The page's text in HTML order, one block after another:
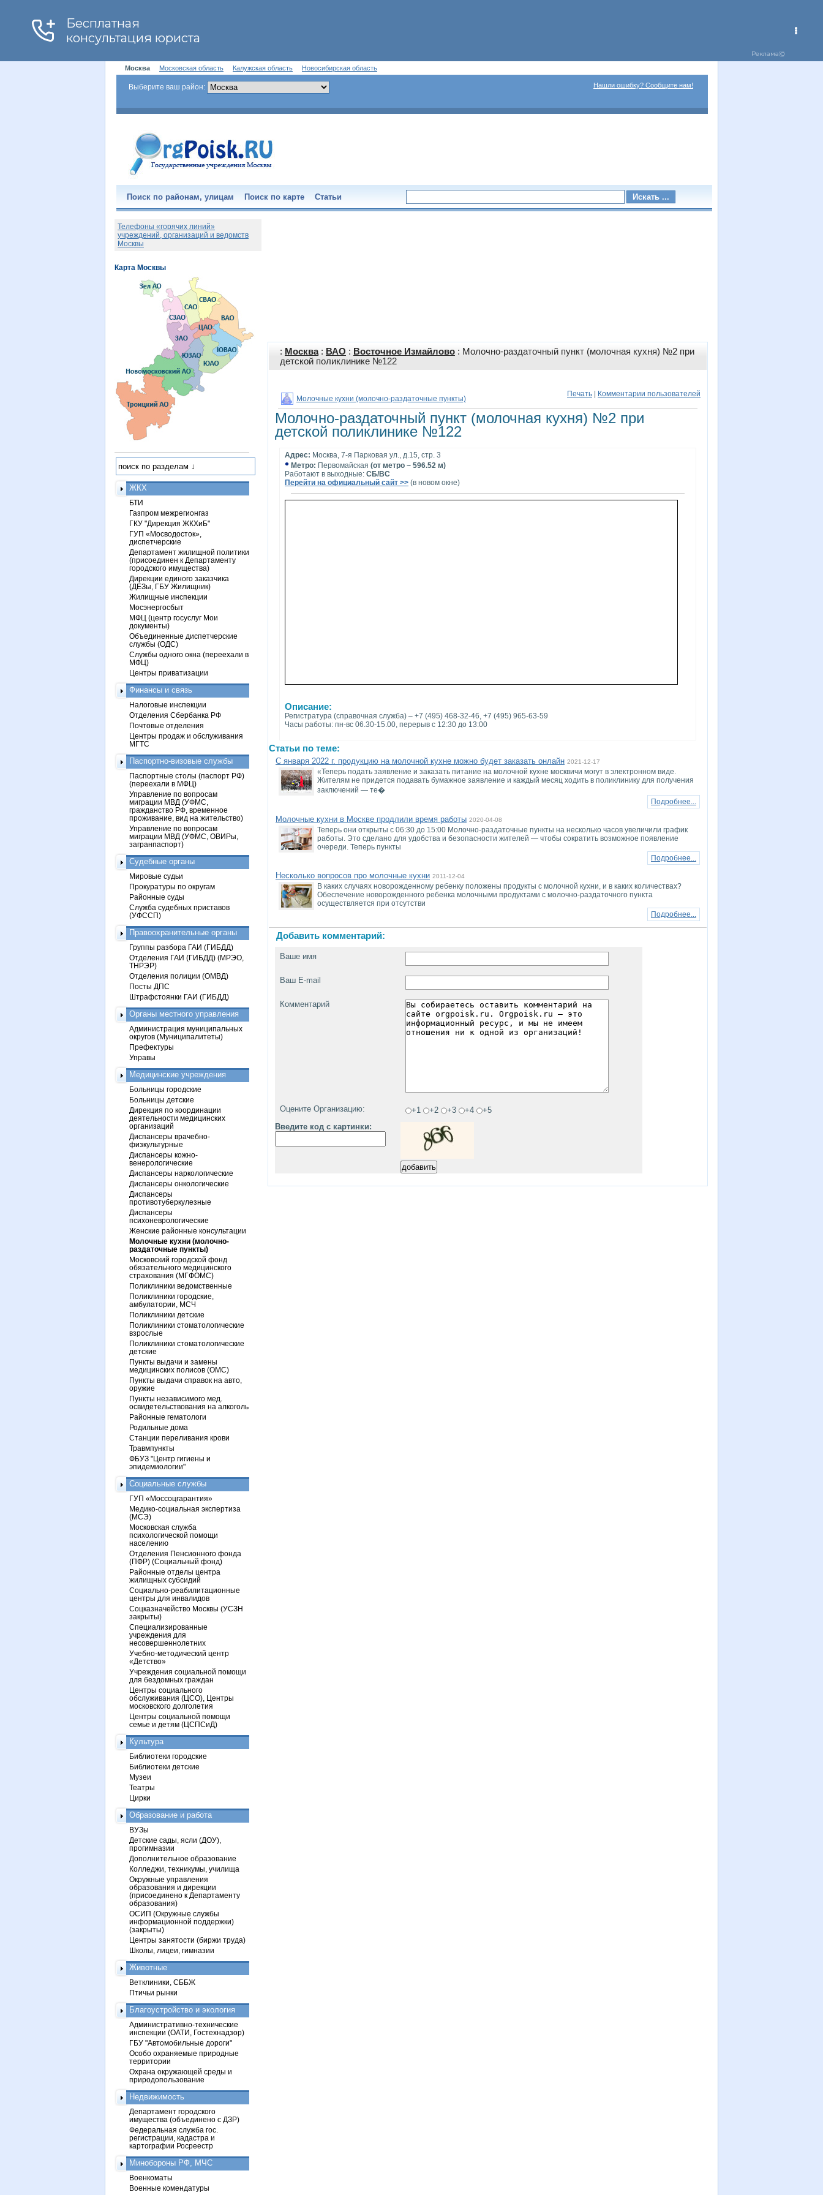
Москва Московская область Калужская область Новосибирская область
Выберите ваш район: Нашли ошибку? Сообщите нам!
Поиск по районам, улицам Поиск по карте Статьи
: Москва: ВАО : Восточное Измайлово : Молочно-раздаточный пункт (молочная кухня) №2 при
детской поликлинике №122
Печать Комментарии пользователей
Молочные кухни (молочно-раздаточные пункты)
Молочно-раздаточный пункт (молочная кухня) №2 при
детской поликлинике №122
Адрес: Москва, 7-я Парковая ул., д.15, стр. 3
• Метро: Первомайская (от метро ~ 596.52 м)
Работают в выходные: СБ/ВС
Перейти на официальный сайт >> (в новом окне)
Описание:
Регистратура (справочная служба) – +7 (495) 468-32-46, +7 (495) 965-63-59
Часы работы: пн-вс 06.30-15.00, перерыв с 12:30 до 13:00
Статьи по теме:
С января 2022 г. продукцию на молочной кухне можно будет заказать онлайн 2021-12-17
«Теперь подать заявление и заказать питание на молочной кухне москвичи могут в электронном виде.
Жителям не придется подавать бумажное заявление и каждый месяц ходить в поликлинику для получения
заключений — те�
Подробнее...
Молочные кухни в Москве продлили время работы 2020-04-08
Теперь они открыты с 06:30 до 15:00 Молочно-раздаточные пункты на несколько часов увеличили график
работы. Это сделано для удобства и безопасности жителей — чтобы сократить возможное появление
очереди. Теперь пункты
Подробнее...
Несколько вопросов про молочные кухни 2011-12-04
В каких случаях новорожденному ребенку положены продукты с молочной кухни, и в каких количествах?
Обеспечение новорожденного ребенка молочными продуктами с молочно-раздаточного пункта
осуществляется при отсутстви
Подробнее...
Добавить комментарий:
Ваше имя
Ваш E-mail
Комментарий
Оцените Организацию: +1 +2 +3 +4
+5
Введите код с картинки:
Телефоны «горячих линий»
учреждений, организаций и ведомств
Москвы
ЖКХ
БТИ
Газпром межрегионгаз
ГКУ "Дирекция ЖКХиБ"
ГУП «Мосводосток»,
диспетчерские
Департамент жилищной политики
(присоединен к Департаменту
городского имущества)
Дирекции единого заказчика
(ДЕЗы, ГБУ Жилищник)
Жилищные инспекции
Мосэнергосбыт
МФЦ (центр госуслуг Мои
документы)
Объединенные диспетчерские
службы (ОДС)
Службы одного окна (переехали в
МФЦ)
Центры приватизации
Финансы и связь
Налоговые инспекции
Отделения Сбербанка РФ
Почтовые отделения
Центры продаж и обслуживания
МГТС
Паспортно-визовые службы
Паспортные столы (паспорт РФ)
(переехали в МФЦ)
Управление по вопросам
миграции МВД (УФМС,
гражданство РФ, временное
проживание, вид на жительство)
Управление по вопросам
миграции МВД (УФМС, ОВИРы,
загранпаспорт)
Судебные органы
Мировые судьи
Прокуратуры по округам
Районные суды
Служба судебных приставов
(УФССП)
Правоохранительные органы
Группы разбора ГАИ (ГИБДД)
Отделения ГАИ (ГИБДД) (МРЭО,
ТНРЭР)
Отделения полиции (ОМВД)
Посты ДПС
Штрафстоянки ГАИ (ГИБДД)
Органы местного управления
Администрация муниципальных
округов (Муниципалитеты)
Префектуры
Управы
Медицинские учреждения
Больницы городские
Больницы детские
Дирекция по координации
деятельности медицинских
организаций
Диспансеры врачебно-
физкультурные
Диспансеры кожно-
венерологические
Диспансеры наркологические
Диспансеры онкологические
Диспансеры
противотуберкулезные
Диспансеры
психоневрологические
Женские районные консультации
Молочные кухни (молочно-
раздаточные пункты)
Московский городской фонд
обязательного медицинского
страхования (МГФОМС)
Поликлиники ведомственные
Поликлиники городские,
амбулатории, МСЧ
Поликлиники детские
Поликлиники стоматологические
взрослые
Поликлиники стоматологические
детские
Пункты выдачи и замены
медицинских полисов (ОМС)
Пункты выдачи справок на авто,
оружие
Пункты независимого мед.
освидетельствования на алкоголь
Районные гематологи
Родильные дома
Станции переливания крови
Травмпункты
ФБУЗ "Центр гигиены и
эпидемиологии"
Социальные службы
ГУП «Моссоцгарантия»
Медико-социальная экспертиза
(МСЭ)
Московская служба
психологической помощи
населению
Отделения Пенсионного фонда
(ПФР) (Социальный фонд)
Районные отделы центра
жилищных субсидий
Социально-реабилитационные
центры для инвалидов
Соцказначейство Москвы (УСЗН
закрыты)
Специализированные
учреждения для
несовершеннолетних
Учебно-методический центр
«Детство»
Учреждения социальной помощи
для бездомных граждан
Центры социального
обслуживания (ЦСО), Центры
московского долголетия
Центры социальной помощи
семье и детям (ЦСПСиД)
Культура
Библиотеки городские
Библиотеки детские
Музеи
Театры
Цирки
Образование и работа
ВУЗы
Детские сады, ясли (ДОУ),
прогимназии
Дополнительное образование
Колледжи, техникумы, училища
Окружные управления
образования и дирекции
(присоединено к Департаменту
образования)
ОСИП (Окружные службы
информационной поддержки)
(закрыты)
Центры занятости (биржи труда)
Школы, лицеи, гимназии
Животные
Ветклиники, СББЖ
Птичьи рынки
Благоустройство и экология
Административно-технические
инспекции (ОАТИ, Гостехнадзор)
ГБУ "Автомобильные дороги"
Особо охраняемые природные
территории
Охрана окружающей среды и
природопользование
Недвижимость
Департамент городского
имущества (объединено с ДЗР)
Федеральная служба гос.
регистрации, кадастра и
картографии Росреестр
Минобороны РФ, МЧС
Военкоматы
Военные комендатуры